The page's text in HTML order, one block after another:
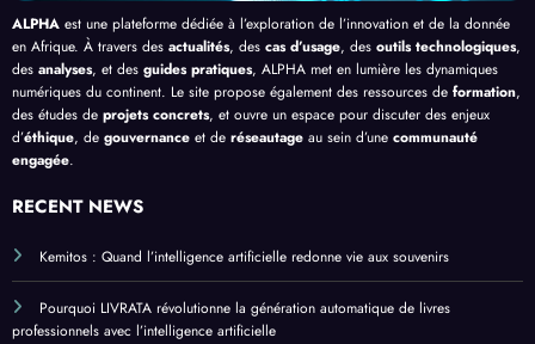
ALPHA est une plateforme dédiée à l’exploration de l’innovation et de la donnée
en Afrique. À travers des actualités, des cas d’usage, des outils technologiques,
des analyses, et des guides pratiques, ALPHA met en lumière les dynamiques
numériques du continent. Le site propose également des ressources de formation,
des études de projets concrets, et ouvre un espace pour discuter des enjeux
d’éthique, de gouvernance et de réseautage au sein d’une communauté
engagée.
RECENT NEWS
Kemitos : Quand l’intelligence artificielle redonne vie aux souvenirs
Pourquoi LIVRATA révolutionne la génération automatique de livres
professionnels avec l’intelligence artificielle